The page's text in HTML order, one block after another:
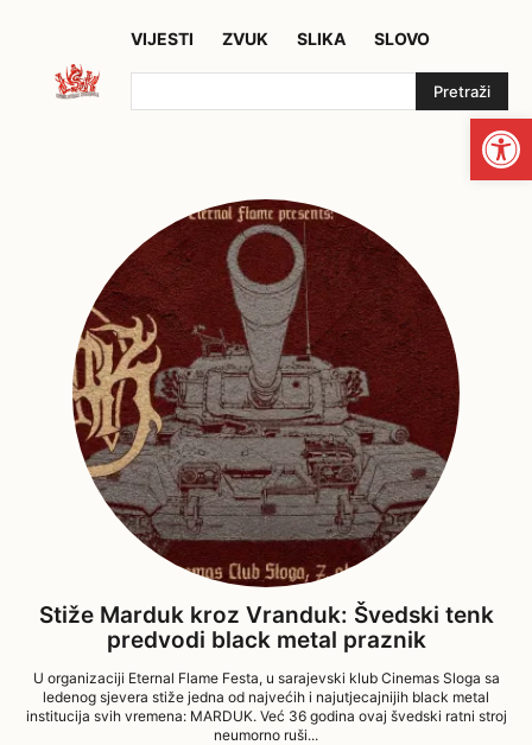
VIJESTI ZVUK SLIKA SLOVO
Pretraži
Stiže Marduk kroz Vranduk: Švedski tenk
predvodi black metal praznik
U organizaciji Eternal Flame Festa, u sarajevski klub Cinemas Sloga sa
ledenog sjevera stiže jedna od najvećih i najutjecajnijih black metal
institucija svih vremena: MARDUK. Već 36 godina ovaj švedski ratni stroj
neumorno ruši...